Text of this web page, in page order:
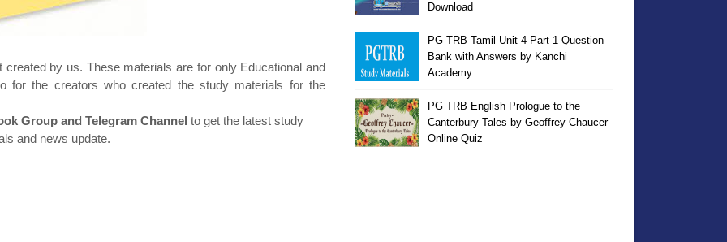
by us. These materials are for only Educational and
for the creators who created the study materials for the
Group and Telegram Channel to get the latest study
and news update.
Download
PG TRB Tamil Unit 4 Part 1 Question
Bank with Answers by Kanchi
Academy
PG TRB English Prologue to the
Canterbury Tales by Geoffrey Chaucer
Online Quiz